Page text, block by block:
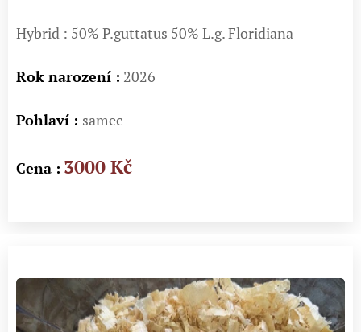
Hybrid : 50% P.guttatus 50% L.g. Floridiana
Rok narození : 2026
Pohlaví : samec
Cena : 3000 Kč